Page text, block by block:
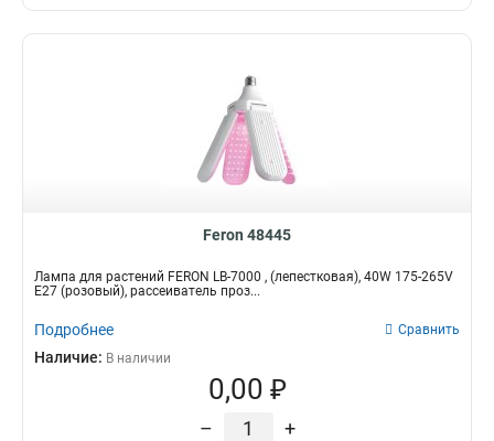
Feron 48445
Лампа для растений FERON LB-7000 , (лепестковая), 40W 175-265V
E27 (розовый), рассеиватель проз...
Подробнее Сравнить
Наличие: В наличии
0,00 ₽
– +